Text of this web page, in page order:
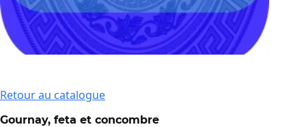
Retour au catalogue
Gournay, feta et concombre